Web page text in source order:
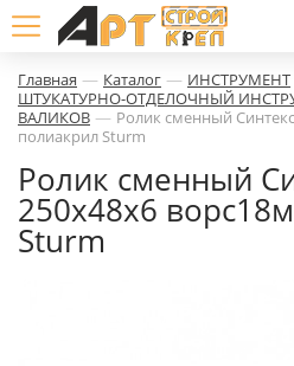
Главная — Каталог — ИНСТРУМЕНТ
ШТУКАТУРНО-ОТДЕЛОЧНЫЙ
ВАЛИКОВ — Ролик сменный
полиакрил Sturm
Ролик сменный
250х48х6
Sturm